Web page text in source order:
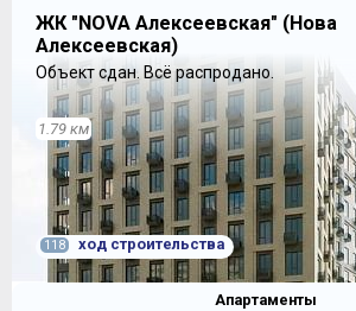
ЖК "NOVA Алексеевская" (Нова
Алексеевская)
Объект сдан. Всё распродано.
1.79 км
118 ход строительства
Апартаменты